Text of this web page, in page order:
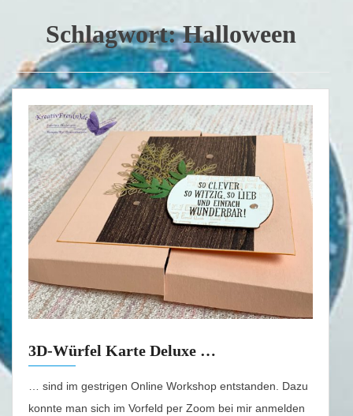
Schlagwort:Halloween
3D-Würfel Karte Deluxe …
… sind im gestrigen Online Workshop entstanden. Dazu
konnte man sich im Vorfeld per Zoom bei mir anmelden